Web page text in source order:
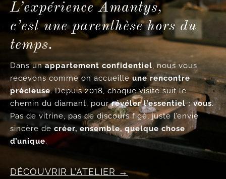
L’expérience Amantys,
c’est une parenthèse hors du
temps.
Dans unappartement confidentiel, nous vous
recevons comme on accueille une rencontre
précieuse. Depuis 2018, chaque visite suit le
chemin du diamant, pourrévéler l’essentiel : vous.
Pas de vitrine, pas de discours figé, juste l’envie
sincère de créer, ensemble, quelque chose
d’unique.
DÉCOUVRIR L’ATELIER